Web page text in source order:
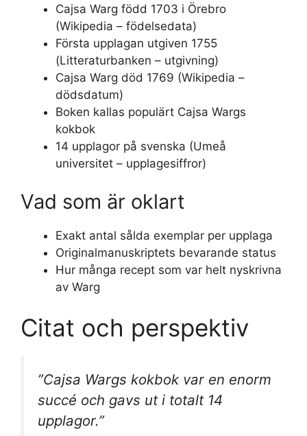
Cajsa Warg född 1703 i Örebro
(Wikipedia – födelsedata)
Första upplagan utgiven 1755
(Litteraturbanken – utgivning)
Cajsa Warg död 1769 (Wikipedia –
dödsdatum)
Boken kallas populärt Cajsa Wargs
kokbok
14 upplagor på svenska (Umeå
universitet – upplagesiffror)
Vad som är oklart
Exakt antal sålda exemplar per upplaga
Originalmanuskriptets bevarande status
Hur många recept som var helt nyskrivna
av Warg
Citat och perspektiv
”Cajsa Wargs kokbok var en enorm
succé och gavs ut i totalt 14
upplagor.”